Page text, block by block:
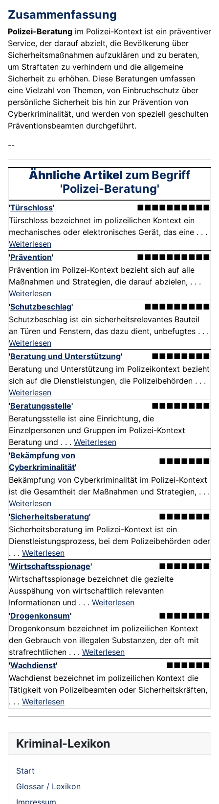
Zusammenfassung
Polizei-Beratung im Polizei-Kontext ist ein präventiver
Service, der darauf abzielt, die Bevölkerung über
Sicherheitsmaßnahmen aufzuklären und zu beraten,
um Straftaten zu verhindern und die allgemeine
Sicherheit zu erhöhen. Diese Beratungen umfassen
eine Vielzahl von Themen, von Einbruchschutz über
persönliche Sicherheit bis hin zur Prävention von
Cyberkriminalität, und werden von speziell geschulten
Präventionsbeamten durchgeführt.
--
Ähnliche Artikel zum Begriff
'Polizei-Beratung'
'Türschloss'
■■■■■■■■■■
Türschloss bezeichnet im polizeilichen Kontext ein
mechanisches oder elektronisches Gerät, das eine . . .
Weiterlesen
'Prävention'
■■■■■■■■■■
Prävention im Polizei-Kontext bezieht sich auf alle
Maßnahmen und Strategien, die darauf abzielen, . . .
Weiterlesen
'Schutzbeschlag'
■■■■■■■■■
Schutzbeschlag ist ein sicherheitsrelevantes Bauteil
an Türen und Fenstern, das dazu dient, unbefugtes . . .
Weiterlesen
'Beratung und Unterstützung'
■■■■■■■■
Beratung und Unterstützung im Polizeikontext bezieht
sich auf die Dienstleistungen, die Polizeibehörden . . .
Weiterlesen
'Beratungsstelle'
■■■■■■■■
Beratungsstelle ist eine Einrichtung, die
Einzelpersonen und Gruppen im Polizei-Kontext
Beratung und . . . Weiterlesen
'Bekämpfung von
Cyberkriminalität'
■■■■■■■
Bekämpfung von Cyberkriminalität im Polizei-Kontext
ist die Gesamtheit der Maßnahmen und Strategien, . . .
Weiterlesen
'Sicherheitsberatung'
■■■■■■■
Sicherheitsberatung im Polizei-Kontext ist ein
Dienstleistungsprozess, bei dem Polizeibehörden oder
. . . Weiterlesen
'Wirtschaftsspionage'
■■■■■■■
Wirtschaftsspionage bezeichnet die gezielte
Ausspähung von wirtschaftlich relevanten
Informationen und . . . Weiterlesen
'Drogenkonsum'
■■■■■■■
Drogenkonsum bezeichnet im polizeilichen Kontext
den Gebrauch von illegalen Substanzen, der oft mit
strafrechtlichen . . . Weiterlesen
'Wachdienst'
■■■■■■
Wachdienst bezeichnet im polizeilichen Kontext die
Tätigkeit von Polizeibeamten oder Sicherheitskräften,
. . . Weiterlesen
Kriminal-Lexikon
Start
Glossar / Lexikon